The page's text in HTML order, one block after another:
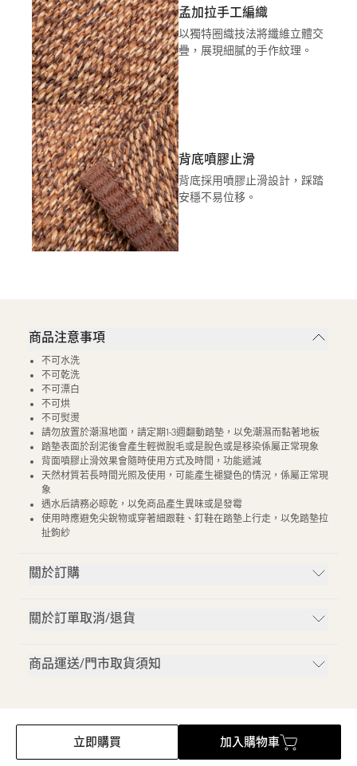
孟加拉手工編織
以獨特圈織技法將纖維立體交
疊，展現細膩的手作紋理。
背底噴膠止滑
背底採用噴膠止滑設計，踩踏
安穩不易位移。
商品注意事項
不可水洗
不可乾洗
不可漂白
不可烘
不可熨燙
請勿放置於潮濕地面，請定期1-3週翻動踏墊，以免潮濕而黏著地板
踏墊表面於刮泥後會產生輕微脫毛或是脫色或是移染係屬正常現象
背面噴膠止滑效果會隨時使用方式及時間，功能遞減
天然材質若長時間光照及使用，可能產生褪變色的情況，係屬正常現
象
遇水后請務必晾乾，以免商品產生異味或是發霉
使用時應避免尖銳物或穿著細跟鞋、釘鞋在踏墊上行走，以免踏墊拉
扯鉤紗
關於訂購
關於訂單取消/退貨
商品運送/門市取貨須知
立即購買 加入購物車